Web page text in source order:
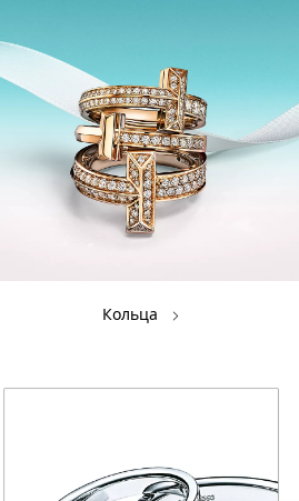
Кольца